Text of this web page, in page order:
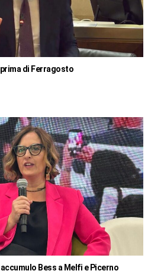
di Ferragosto
Bess a Melfi e Picerno